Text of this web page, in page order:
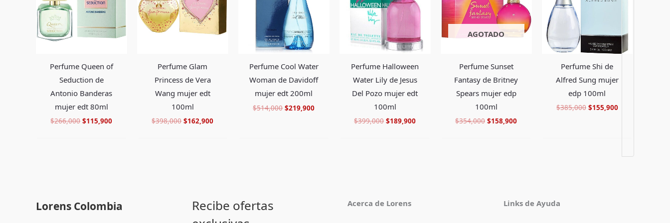
Perfume Queen of
Seduction de
Antonio Banderas
mujer edt 80ml
$266,000 $115,900
Perfume Glam
Princess de Vera
Wang mujer edt
100ml
$398,000 $162,900
Perfume Cool Water
Woman de Davidoff
mujer edt 200ml
$514,000 $219,900
Perfume Halloween
Water Lily de Jesus
Del Pozo mujer edt
100ml
$399,000 $189,900
AGOTADO
Perfume Sunset
Fantasy de Britney
Spears mujer edp
100ml
$354,000 $158,900
Perfume Shi de
Alfred Sung mujer
edp 100ml
$385,000 $155,900
Lorens Colombia
Recibe ofertas
Acerca de Lorens Links de Ayuda